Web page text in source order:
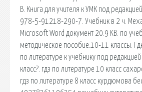
В. Книга для учителя к УМК под
978-5-91218-290-7. Учебник в 2 ч.
Microsoft Word документ 20.9 KB. по
методическое пособие.10-11 классы.
по литературе к учебнику под
класс?. гдз по литературе 10 класс
гдз по литературе 8 класс курдюмова